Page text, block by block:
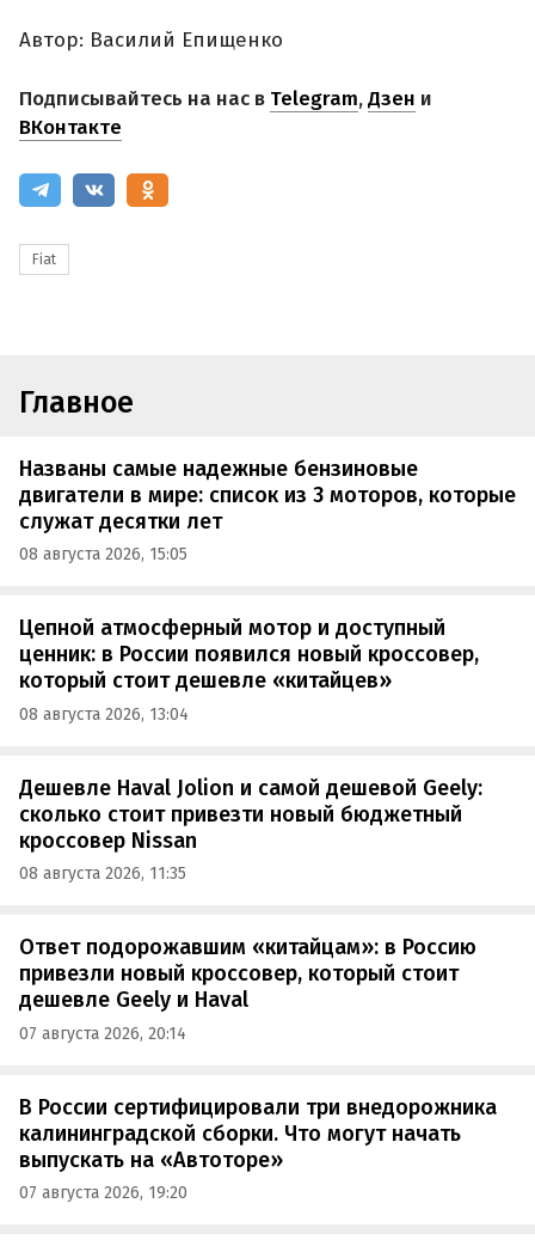
Автор: Василий Епищенко
Подписывайтесь на нас в Telegram,Дзен и
ВКонтакте
Fiat
Главное
Названы самые надежные бензиновые
двигатели в мире: список из 3 моторов, которые
служат десятки лет
08 августа 2026, 15:05
Цепной атмосферный мотор и доступный
ценник: в России появился новый кроссовер,
который стоит дешевле «китайцев»
08 августа 2026, 13:04
Дешевле Haval Jolion и самой дешевой Geely:
сколько стоит привезти новый бюджетный
кроссовер Nissan
08 августа 2026, 11:35
Ответ подорожавшим «китайцам»: в Россию
привезли новый кроссовер, который стоит
дешевле Geely и Haval
07 августа 2026, 20:14
В России сертифицировали три внедорожника
калининградской сборки. Что могут начать
выпускать на «Автоторе»
07 августа 2026, 19:20